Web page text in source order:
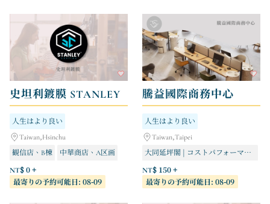
史坦利鍍膜 STANLEY
人生はより良い
Taiwan,Hsinchu
観信店、B棟
中華商店、A区画
観新店A区
NT$ 0 +
最寄りの予約可能日: 08-09
騰益國際商務中心
人生はより良い
Taiwan,Taipei
大同延坪閣 | コストパフォーマンス抜群
士林天母堂 | 快適で静か
NT$ 150 +
最寄りの予約可能日: 08-09